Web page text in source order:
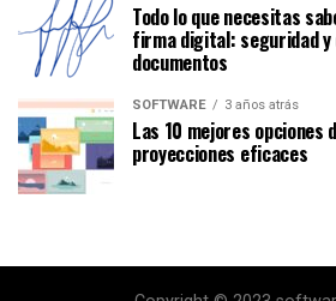
Todo lo que necesitas
firma digital: seguridad
documentos
SOFTWARE 3 años atrás
Las 10 mejores
proyecciones eficaces